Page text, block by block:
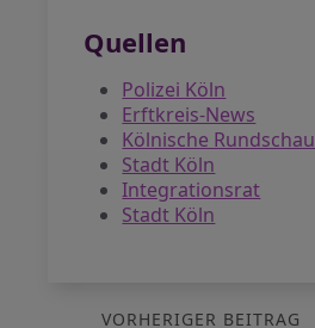
Quellen
Polizei Köln
Erftkreis-News
Kölnische Rundschau
Stadt Köln
Integrationsrat
Stadt Köln
VORHERIGER BEITRAG